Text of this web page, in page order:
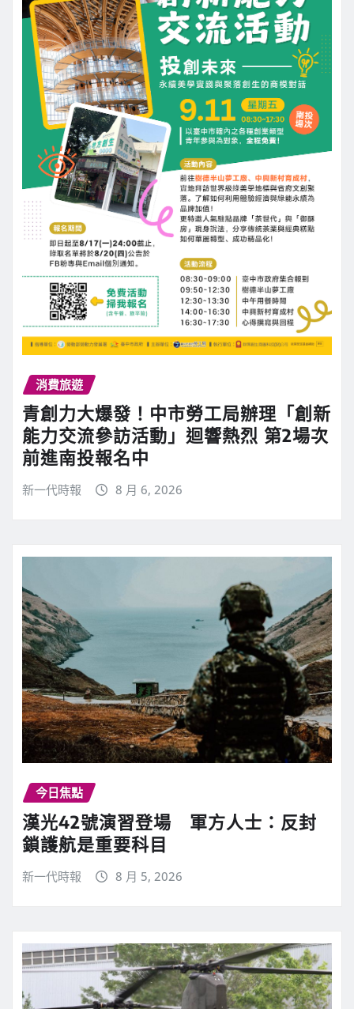
消費旅遊
青創力大爆發！中市勞工局辦理「創新
能力交流參訪活動」迴響熱烈 第2場次
前進南投報名中
新一代時報 8 月 6, 2026
今日焦點
漢光42號演習登場 軍方人士：反封
鎖護航是重要科目
新一代時報 8 月 5, 2026